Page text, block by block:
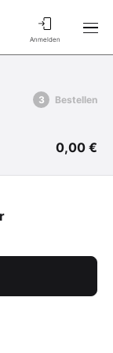
Anmelden
Bestellen
0,00 €